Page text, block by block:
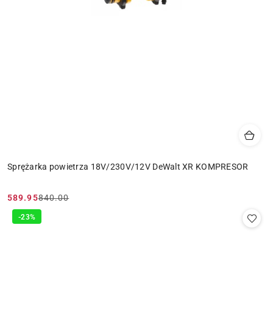
Sprężarka powietrza 18V/230V/12V DeWalt XR KOMPRESOR
Cena
promocyjna:
589.95
Cena
przed
840.00
-23%